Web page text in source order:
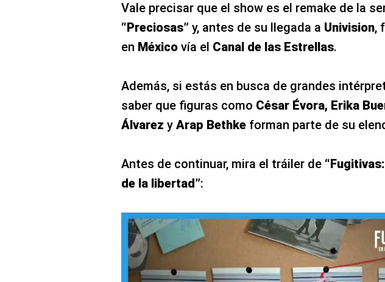
Vale precisar que el show es el remake de la
“Preciosas” y, antes de su llegada a Univision,
en Méxicovía el Canal de las Estrellas.
Además, si estás en busca de grandes
saber que figuras como César Évora, Erika
Álvarez y Arap Bethkeforman parte de su
Antes de continuar, mira el tráiler de
de la libertad”: